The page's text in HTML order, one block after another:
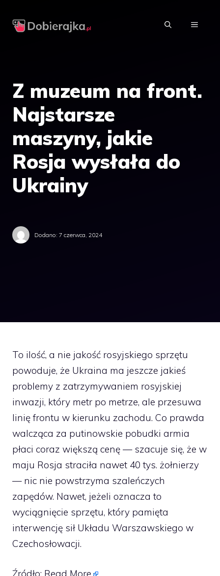
MENU
Z muzeum na front.
Najstarsze
maszyny, jakie
Rosja wysłała do
Ukrainy
Dodano: 7 czerwca, 2024
To ilość, a nie jakość rosyjskiego sprzętu
powoduje, że Ukraina ma jeszcze jakieś
problemy z zatrzymywaniem rosyjskiej
inwazji, który metr po metrze, ale przesuwa
linię frontu w kierunku zachodu. Co prawda
walcząca za putinowskie pobudki armia
płaci coraz większą cenę — szacuje się, że w
maju Rosja straciła nawet 40 tys. żołnierzy
— nic nie powstrzyma szaleńczych
zapędów. Nawet, jeżeli oznacza to
wyciągnięcie sprzętu, który pamięta
interwencję sił Układu Warszawskiego w
Czechosłowacji.
Źródło: Read More